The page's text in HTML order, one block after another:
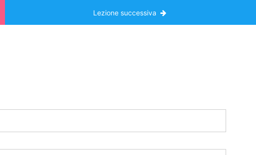
Lezione successiva